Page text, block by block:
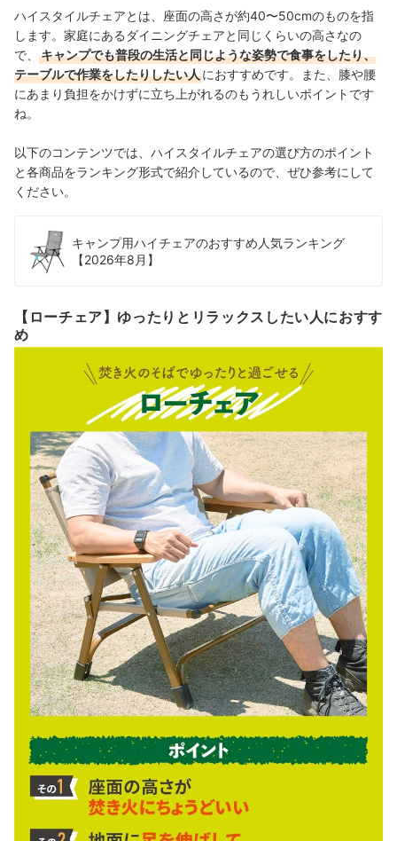
ハイスタイルチェアとは、座面の高さが約40〜50cmのものを指
します。家庭にあるダイニングチェアと同じくらいの高さなの
で、
キャンプでも普段の生活と同じような姿勢で食事をしたり、
テーブルで作業をしたりしたい人におすすめです。また、膝や腰
にあまり負担をかけずに立ち上がれるのもうれしいポイントです
ね。
以下のコンテンツでは、ハイスタイルチェアの選び方のポイント
と各商品をランキング形式で紹介しているので、ぜひ参考にして
ください。
キャンプ用ハイチェアのおすすめ人気ランキング
【2026年8月】
【ローチェア】ゆったりとリラックスしたい人におすす
め